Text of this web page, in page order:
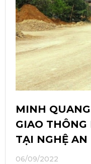
MINH
GIAO
TẠI NGHỆ AN
06/09/2022